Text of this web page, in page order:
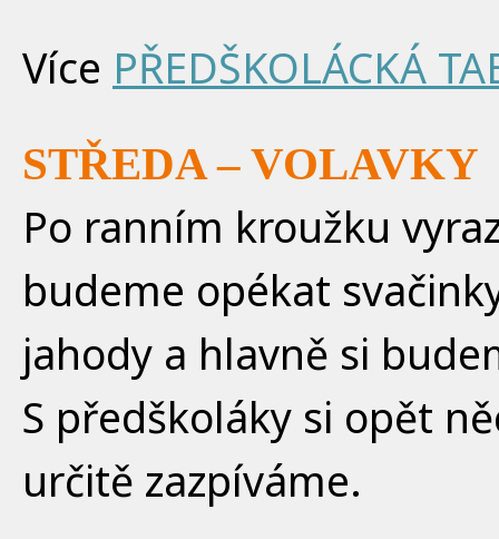
Více PŘEDŠKOLÁCKÁ
STŘEDA – VOLAVKY
Po ranním kroužku
budeme opékat
jahody a hlavně si
S předškoláky si opět
určitě zazpíváme.